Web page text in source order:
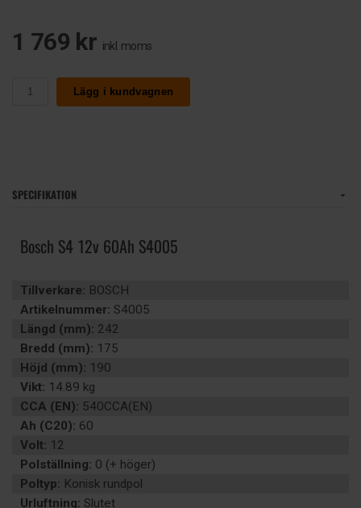
1 769 kr inkl. moms
Lägg i kundvagnen
SPECIFIKATION
Bosch S4 12v 60Ah S4005
Tillverkare: BOSCH
Artikelnummer: S4005
Längd (mm): 242
Bredd (mm): 175
Höjd (mm): 190
Vikt: 14.89 kg
CCA (EN): 540CCA(EN)
Ah (C20): 60
Volt: 12
Polställning: 0 (+ höger)
Poltyp: Konisk rundpol
Urluftning: Slutet